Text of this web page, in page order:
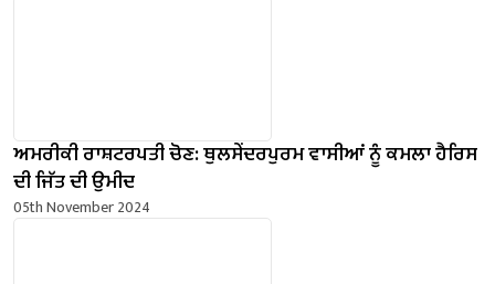
ਅਮਰੀਕੀ ਰਾਸ਼ਟਰਪਤੀ ਚੋਣ: ਥੁਲਸੇਂਦਰਪੁਰਮ ਵਾਸੀਆਂ ਨੂੰ ਕਮਲਾ ਹੈਰਿਸ
ਦੀ ਜਿੱਤ ਦੀ ਉਮੀਦ
05th November 2024